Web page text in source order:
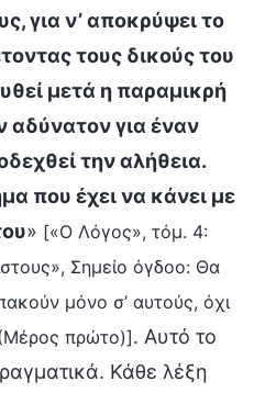
για ν’ αποκρύψει το
τους δικούς του
μετά η παραμικρή
για έναν
την αλήθεια.
που έχει να κάνει με
» [«Ο Λόγος», τόμ. 4:
Σημείο όγδοο: Θα
μόνο σ’ αυτούς, όχι
πρώτο)]. Αυτό το
Κάθε λέξη